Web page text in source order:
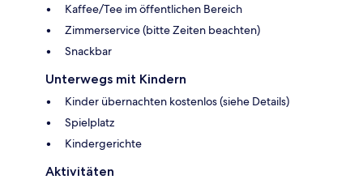
Kaffee/Tee im öffentlichen Bereich
Zimmerservice (bitte Zeiten beachten)
Snackbar
Unterwegs mit Kindern
Kinder übernachten kostenlos (siehe Details)
Spielplatz
Kindergerichte
Aktivitäten